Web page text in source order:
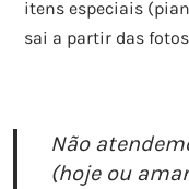
itens especiais
sai a partir das
Não
(hoje ou